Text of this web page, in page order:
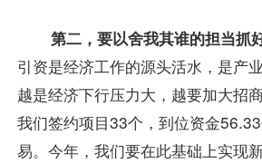
第二，要以舍我其谁的担当抓
引资是经济工作的源头活水，是产
越是经济下行压力大，越要加大招
我们签约项目33个，到位资金
易。今年，我们要在此基础上实现